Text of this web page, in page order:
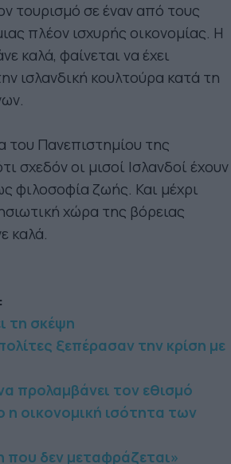
τουρισμό σε έναν από τους
πλέον ισχυρής οικονομίας. Η
καλά, φαίνεται να έχει
ισλανδική κουλτούρα κατά τη
του Πανεπιστημίου της
σχεδόν οι μισοί Ισλανδοί έχουν
φιλοσοφία ζωής. Και μέχρι
χώρα της βόρειας
καλά.
τη σκέψη
ξεπέρασαν την κρίση με
προλαμβάνει τον εθισμό
η οικονομική ισότητα των
που δεν μεταφράζεται»